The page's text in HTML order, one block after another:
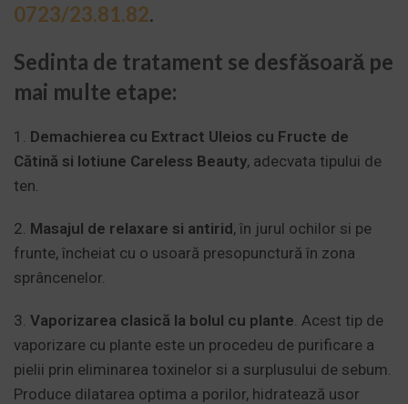
0723/23.81.82.
Sedinta de tratament se desfăsoară pe
mai multe etape:
1. Demachierea cu Extract Uleios cu Fructe de
Cătină si lotiune Careless Beauty, adecvata tipului de
ten.
2. Masajul de relaxare si antirid, în jurul ochilor si pe
frunte, încheiat cu o usoară presopunctură în zona
sprâncenelor.
3. Vaporizarea clasică la bolul cu plante . Acest tip de
vaporizare cu plante este un procedeu de purificare a
pielii prin eliminarea toxinelor si a surplusului de sebum.
Produce dilatarea optima a porilor, hidratează usor